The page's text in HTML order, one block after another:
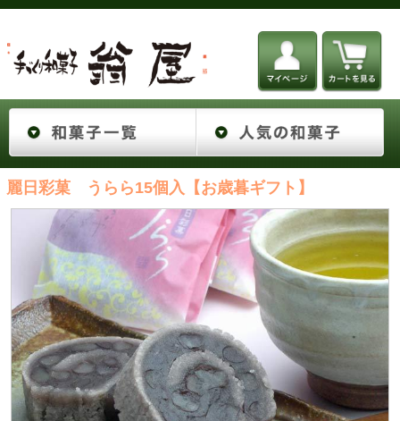
麗日彩菓 うらら15個入【お歳暮ギフト】